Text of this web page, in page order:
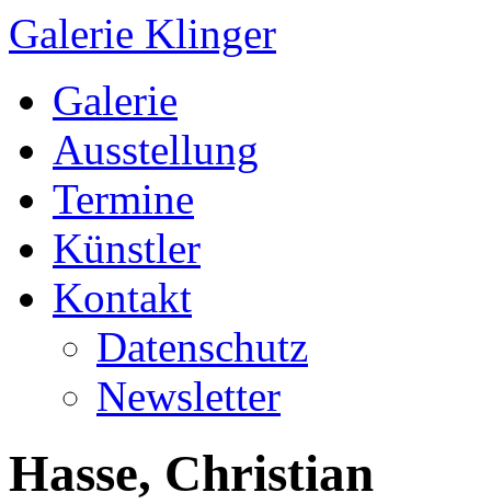
Galerie Klinger
Springe
zum
Galerie
Ausstellung
Termine
Künstler
Kontakt
Datenschutz
Newsletter
Hasse, Christian